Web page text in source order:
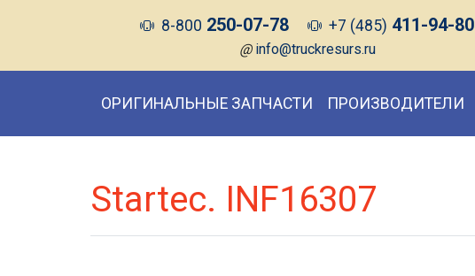
8-800 250-07-78 +7 (485) 411-94-80
@ info@truckresurs.ru
ОРИГИНАЛЬНЫЕ ЗАПЧАСТИ ПРОИЗВОДИТЕЛИ
Startec. INF16307